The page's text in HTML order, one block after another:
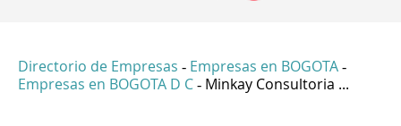
Directorio de Empresas - Empresas en BOGOTA -
Empresas en BOGOTA D C - Minkay Consultoria ...